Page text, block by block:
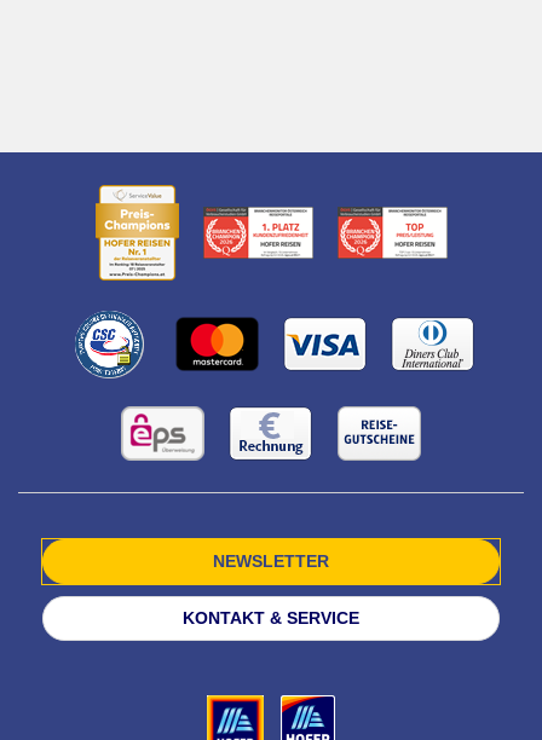
NEWSLETTER
KONTAKT & SERVICE